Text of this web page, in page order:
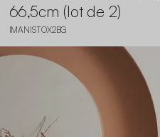
66,5cm (lot de 2)
IMANISTOX2BG